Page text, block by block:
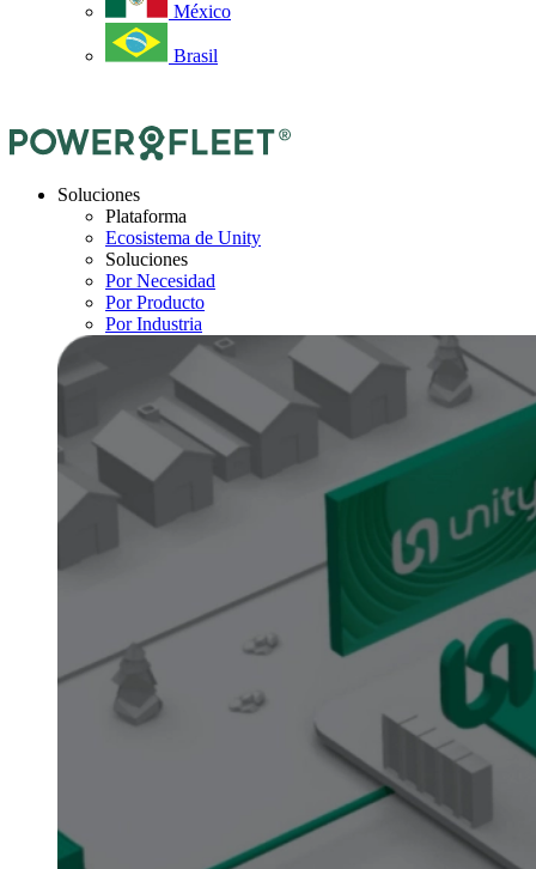
México
Brasil
Soluciones
Plataforma
Ecosistema de Unity
Soluciones
Por Necesidad
Por Producto
Por Industria